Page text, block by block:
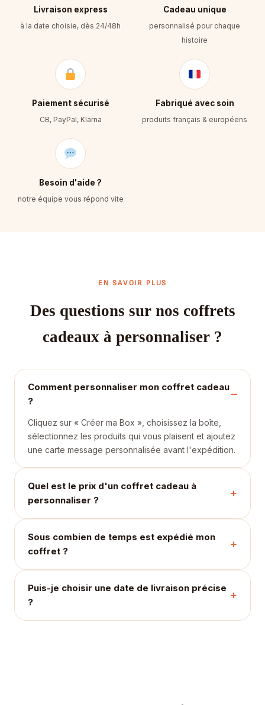
Livraison express
à la date choisie, dès 24/48h
Cadeau unique
personnalisé pour chaque
histoire
Paiement sécurisé
CB, PayPal, Klarna
Fabriqué avec soin
produits français & européens
Besoin d'aide ?
notre équipe vous répond vite
EN SAVOIR PLUS
Des questions sur nos coffrets
cadeaux à personnaliser ?
Comment personnaliser mon coffret cadeau
?
Cliquez sur « Créer ma Box », choisissez la boîte,
sélectionnez les produits qui vous plaisent et ajoutez
une carte message personnalisée avant l'expédition.
Quel est le prix d'un coffret cadeau à
personnaliser ?
Sous combien de temps est expédié mon
coffret ?
Puis-je choisir une date de livraison précise
?